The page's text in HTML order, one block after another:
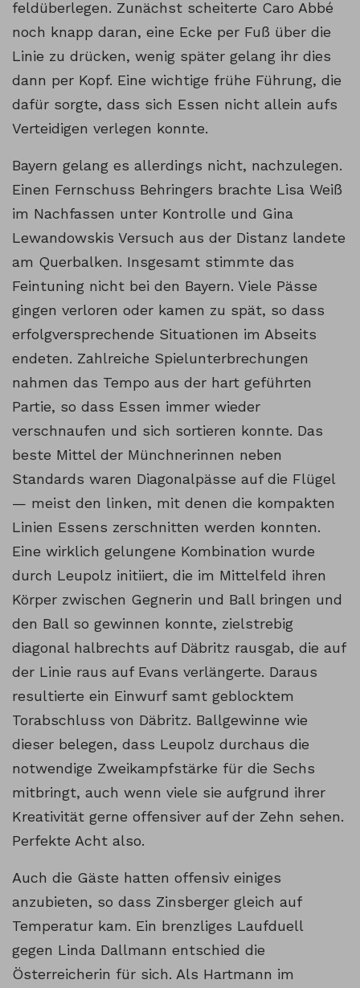
feldüberlegen. Zunächst scheiterte Caro Abbé
noch knapp daran, eine Ecke per Fuß über die
Linie zu drücken, wenig später gelang ihr dies
dann per Kopf. Eine wichtige frühe Führung, die
dafür sorgte, dass sich Essen nicht allein aufs
Verteidigen verlegen konnte.
Bayern gelang es allerdings nicht, nachzulegen.
Einen Fernschuss Behringers brachte Lisa Weiß
im Nachfassen unter Kontrolle und Gina
Lewandowskis Versuch aus der Distanz landete
am Querbalken. Insgesamt stimmte das
Feintuning nicht bei den Bayern. Viele Pässe
gingen verloren oder kamen zu spät, so dass
erfolgversprechende Situationen im Abseits
endeten. Zahlreiche Spielunterbrechungen
nahmen das Tempo aus der hart geführten
Partie, so dass Essen immer wieder
verschnaufen und sich sortieren konnte. Das
beste Mittel der Münchnerinnen neben
Standards waren Diagonalpässe auf die Flügel
— meist den linken, mit denen die kompakten
Linien Essens zerschnitten werden konnten.
Eine wirklich gelungene Kombination wurde
durch Leupolz initiiert, die im Mittelfeld ihren
Körper zwischen Gegnerin und Ball bringen und
den Ball so gewinnen konnte, zielstrebig
diagonal halbrechts auf Däbritz rausgab, die auf
der Linie raus auf Evans verlängerte. Daraus
resultierte ein Einwurf samt geblocktem
Torabschluss von Däbritz. Ballgewinne wie
dieser belegen, dass Leupolz durchaus die
notwendige Zweikampfstärke für die Sechs
mitbringt, auch wenn viele sie aufgrund ihrer
Kreativität gerne offensiver auf der Zehn sehen.
Perfekte Acht also.
Auch die Gäste hatten offensiv einiges
anzubieten, so dass Zinsberger gleich auf
Temperatur kam. Ein brenzliges Laufduell
gegen Linda Dallmann entschied die
Österreicherin für sich. Als Hartmann im